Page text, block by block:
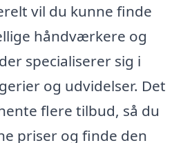
vil du kunne finde
håndværkere og
specialiserer sig i
og udvidelser. Det
flere tilbud, så du
priser og finde den